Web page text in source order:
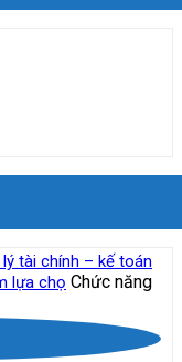
tài chính – kế toán
lựa chọ Chức năng